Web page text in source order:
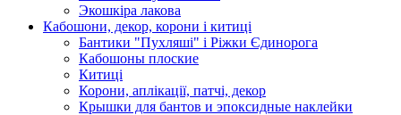
Экошкiра лакова
Кабошони, декор, корони і китиці
Бантики "Пухляші" і Ріжки Єдинорога
Кабошоны плоские
Китиці
Корони, аплікації, патчі, декор
Крышки для бантов и эпоксидные наклейки